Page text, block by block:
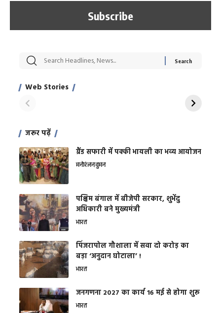
Web Stories
सट्टेबाजी में अरेस्ट हुए
साहिल खान
रोज एक कच्चे लहसुन
जरूर पढ़ें
ग्रैंड सफारी में पक्की भायली का भव्य आयोजन
मनोरंजनवुमन
पश्चिम बंगाल में बीजेपी सरकार, शुभेंदु
अधिकारी बने मुख्यमंत्री
भारत
​पिंजरापोल गौशाला में सवा दो करोड़ का
बड़ा ‘अनुदान घोटाला’ !
भारत
जनगणना 2027 का कार्य 16 मई से होगा शुरू
भारत